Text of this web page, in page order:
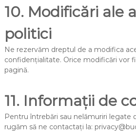
10. Modificări ale
politici
Ne rezervăm dreptul de a modifica
confidențialitate. Orice modificări vor
pagină.
11. Informații de
Pentru întrebări sau nelămuriri legate
rugăm să ne contactați la: